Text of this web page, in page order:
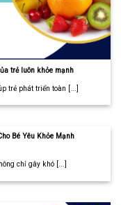
trẻ luôn khỏe mạnh
trẻ phát triển toàn [...]
Bé Yêu Khỏe Mạnh
chỉ gây khó [...]